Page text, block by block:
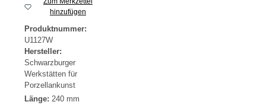
hinzufügen
Produktnummer:
U1127W
Hersteller:
Schwarzburger
Werkstätten für
Porzellankunst
Länge: 240 mm